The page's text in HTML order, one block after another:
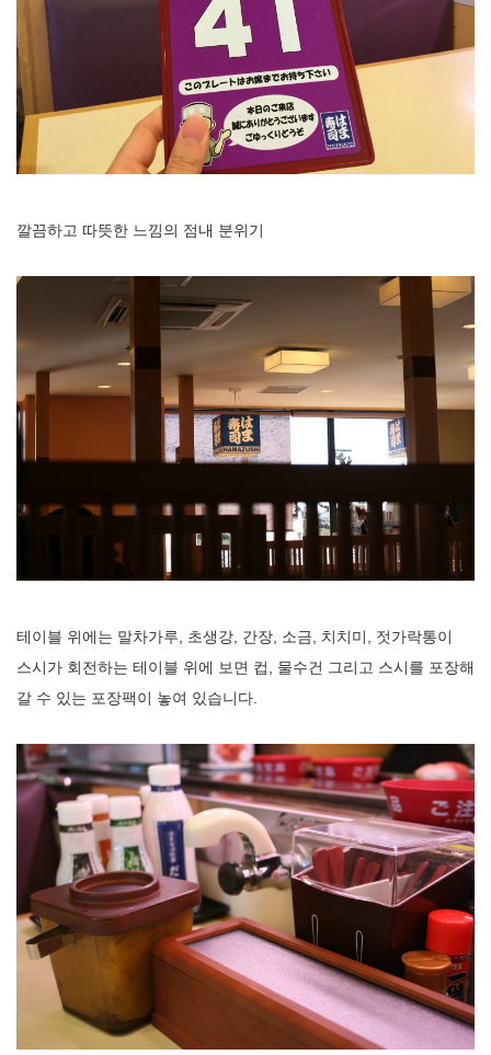
깔끔하고 따뜻한 느낌의 점내 분위기
테이블 위에는 말차가루, 초생강, 간장, 소금, 치치미, 젓가락통이
스시가 회전하는 테이블 위에 보면 컵, 물수건 그리고 스시를 포장해
갈 수 있는 포장팩이 놓여 있습니다.